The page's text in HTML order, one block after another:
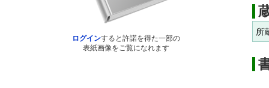
ログインすると許諾を得た一部の
表紙画像をご覧になれます
所